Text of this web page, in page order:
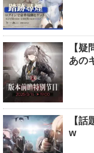
【
あの
【
w